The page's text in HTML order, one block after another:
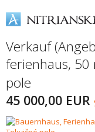
Verkauf
ferienhaus, 50
pole
45 000,00 EUR